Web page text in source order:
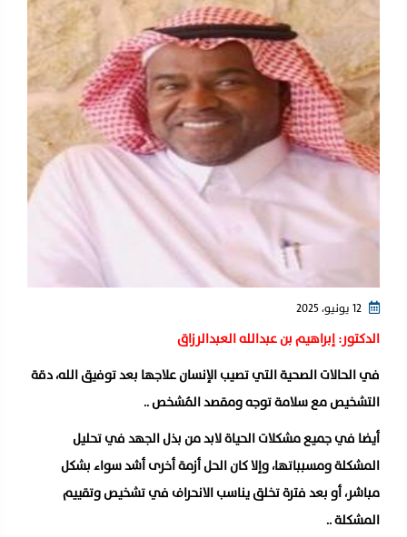
الدكتور: إبراهيم بن عبدالله العبدالرزاق
في الحالات الصحية التي تصيب الإنسان علاجها بعد توفيق الله، دقة
التشخيص مع سلامة توجه ومقصد المُشخص ..
أيضا في جميع مشكلات الحياة لابد من بذل الجهد في تحليل
المشكلة ومسبباتها، وإلا كان الحل أزمة أخرى أشد سواء بشكل
مباشر، أو بعد فترة تخلق يناسب الانحراف في تشخيص وتقييم
المشكلة ..